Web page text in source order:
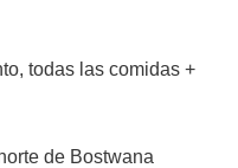
todas las comidas +
de Bostwana